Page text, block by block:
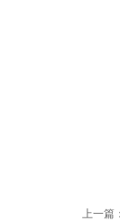
上一篇：